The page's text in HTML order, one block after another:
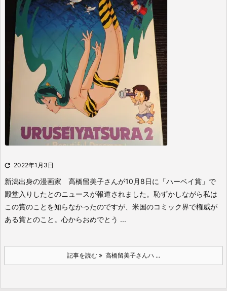
 2022年1月3日
新潟出身の漫画家 高橋留美子さんが10月8日に「ハーベイ賞」で
殿堂入りしたとのニュースが報道されました。 恥ずかしながら私は
この賞のことを知らなかったのですが、米国のコミック界で権威が
ある賞とのこと。 心からおめでとう ...
記事を読む 高橋留美子さんハ ...